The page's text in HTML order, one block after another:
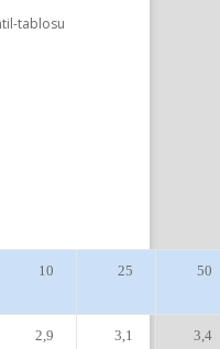
10 25 50
2,9 3,1 3,4